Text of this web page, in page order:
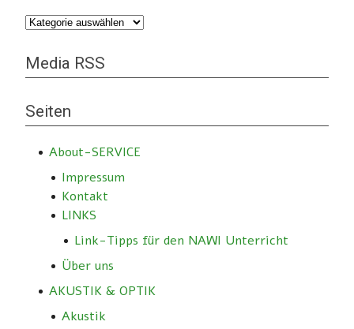
Kategorien
Media RSS
Seiten
About-SERVICE
Impressum
Kontakt
LINKS
Link-Tipps für den NAWI Unterricht
Über uns
AKUSTIK & OPTIK
Akustik